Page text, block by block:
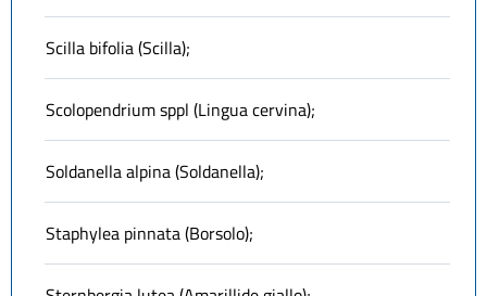
Scilla bifolia (Scilla);
Scolopendrium sppl (Lingua cervina);
Soldanella alpina (Soldanella);
Staphylea pinnata (Borsolo);